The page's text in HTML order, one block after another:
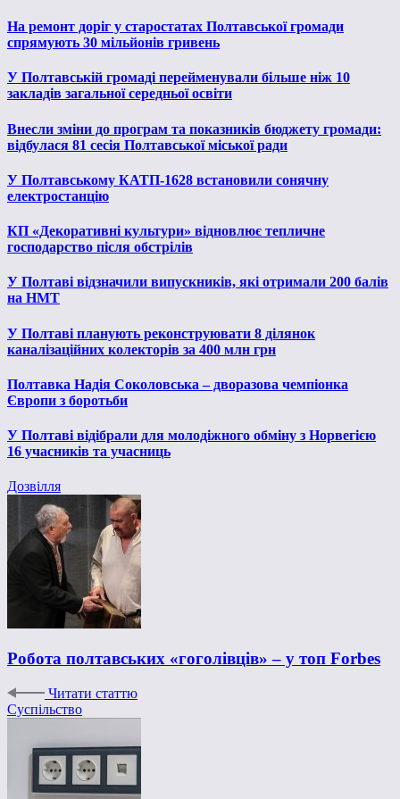
На ремонт доріг у старостатах Полтавської громади
спрямують 30 мільйонів гривень
У Полтавській громаді перейменували більше ніж 10
закладів загальної середньої освіти
Внесли зміни до програм та показників бюджету громади:
відбулася 81 сесія Полтавської міської ради
У Полтавському КАТП-1628 встановили сонячну
електростанцію
КП «Декоративні культури» відновлює тепличне
господарство після обстрілів
У Полтаві відзначили випускників, які отримали 200 балів
на НМТ
У Полтаві планують реконструювати 8 ділянок
каналізаційних колекторів за 400 млн грн
Полтавка Надія Соколовська – дворазова чемпіонка
Європи з боротьби
У Полтаві відібрали для молодіжного обміну з Норвегією
16 учасників та учасниць
Дозвілля
Робота полтавських «гоголівців» – у топ Forbes
Читати статтю
Суспільство